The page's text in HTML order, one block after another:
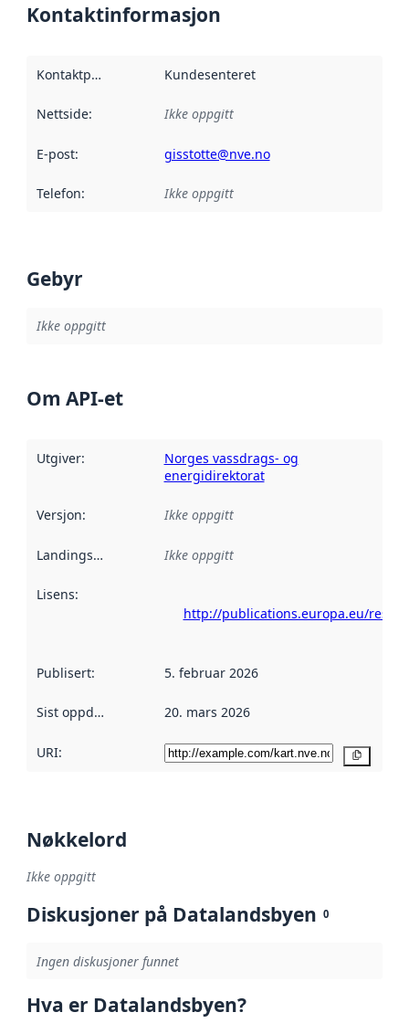
Kontaktinformasjon
Kontaktpunkt Kundesenteret
Nettside: Ikke oppgitt
E-post: gisstotte@nve.no
Telefon: Ikke oppgitt
Gebyr
Ikke oppgitt
Om API-et
Utgiver:
Norges vassdrags- og
energidirektorat
Versjon: Ikke oppgitt
Landingsside Ikke oppgitt
Lisens:
http://publications.europa.eu/
Publisert: 5. februar 2026
Sist oppdatert 20. mars 2026
URI:
Nøkkelord
Ikke oppgitt
Diskusjoner på Datalandsbyen 0
Ingen diskusjoner funnet
Hva er Datalandsbyen?